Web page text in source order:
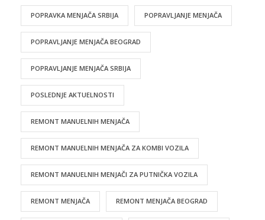
POPRAVKA MENJAČA SRBIJA POPRAVLJANJE MENJAČA
POPRAVLJANJE MENJAČA BEOGRAD
POPRAVLJANJE MENJAČA SRBIJA
POSLEDNJE AKTUELNOSTI
REMONT MANUELNIH MENJAČA
REMONT MANUELNIH MENJAČA ZA KOMBI VOZILA
REMONT MANUELNIH MENJAČI ZA PUTNIČKA VOZILA
REMONT MENJAČA REMONT MENJAČA BEOGRAD